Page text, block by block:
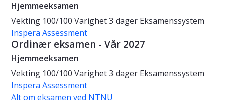
Hjemmeeksamen
Vekting 100/100 Varighet3 dager Eksamenssystem
Inspera Assessment
Ordinær eksamen - Vår 2027
Hjemmeeksamen
Vekting 100/100 Varighet3 dager Eksamenssystem
Inspera Assessment
Alt om eksamen ved NTNU